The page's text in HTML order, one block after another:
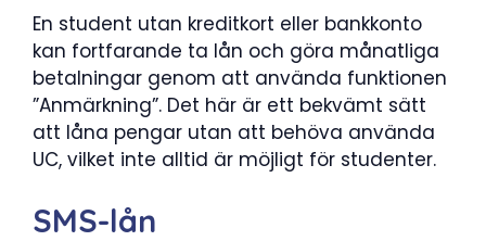
En student utan kreditkort eller bankkonto
kan fortfarande ta lån och göra månatliga
betalningar genom att använda funktionen
”Anmärkning”. Det här är ett bekvämt sätt
att låna pengar utan att behöva använda
UC, vilket inte alltid är möjligt för studenter.
SMS-lån